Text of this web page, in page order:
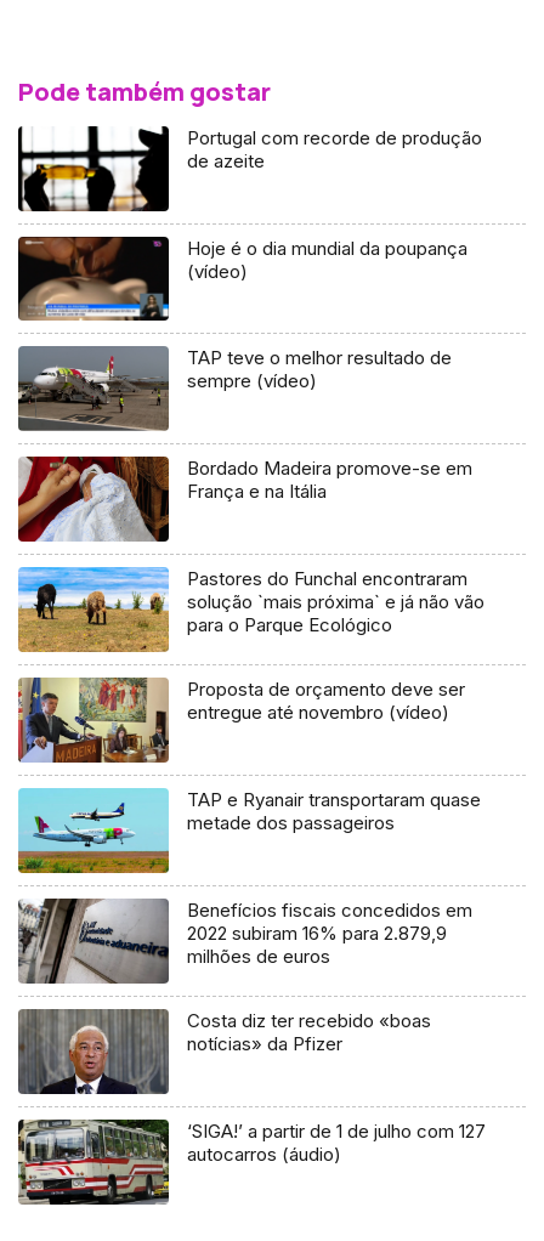
Pode também gostar
Portugal com recorde de produção
de azeite
Hoje é o dia mundial da poupança
(vídeo)
TAP teve o melhor resultado de
sempre (vídeo)
Bordado Madeira promove-se em
França e na Itália
Pastores do Funchal encontraram
solução `mais próxima` e já não vão
para o Parque Ecológico
Proposta de orçamento deve ser
entregue até novembro (vídeo)
TAP e Ryanair transportaram quase
metade dos passageiros
Benefícios fiscais concedidos em
2022 subiram 16% para 2.879,9
milhões de euros
Costa diz ter recebido «boas
notícias» da Pfizer
‘SIGA!’ a partir de 1 de julho com 127
autocarros (áudio)